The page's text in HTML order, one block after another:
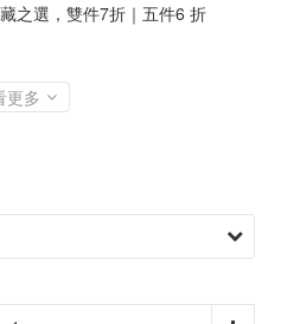
之選，雙件7折｜五件6 折
更多